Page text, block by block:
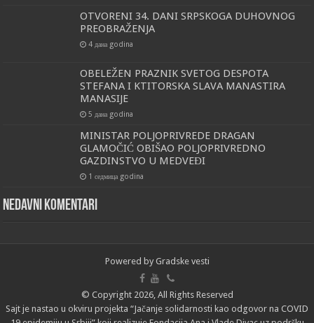
OTVORENI 34. DANI SRPSKOGA DUHOVNOG
PREOBRAŽENJA
4 дана godina
OBELEŽEN PRAZNIK SVETOG DESPOTA
STEFANA I KTITORSKA SLAVA MANASTIRA
MANASIJE
5 дана godina
MINISTAR POLJOPRIVREDE DRAGAN
GLAMOČIĆ OBIŠAO POLJOPRIVREDNO
GAZDINSTVO U MEDVEĐI
1 седмица godina
Nedavni komentari
Powered by Gradske vesti
© Copyright 2026, All Rights Reserved
Sajt je nastao u okviru projekta “Jačanje solidarnosti kao odgovor na COVID